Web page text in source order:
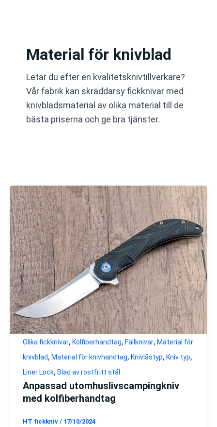
Material för knivblad
Letar du efter en kvalitetsknivtillverkare?
Vår fabrik kan skräddarsy fickknivar med
knivbladsmaterial av olika material till de
bästa priserna och ge bra tjänster.
Olika fickknivar, Kolfiberhandtag, Fällknivar, Material för
knivblad, Material för knivhandtag, Knivlåstyp, Kniv typ,
Liner Lock, Blad av rostfritt stål
Anpassad utomhuslivscampingkniv
med kolfiberhandtag
HT fickkniv / 17/10/2024